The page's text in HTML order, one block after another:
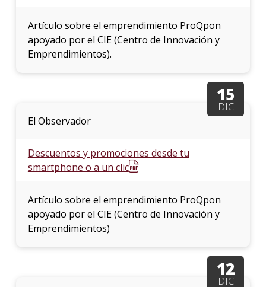
Artículo sobre el emprendimiento ProQpon
apoyado por el CIE (Centro de Innovación y
Emprendimientos).
15
DIC
El Observador
Descuentos y promociones desde tu
smartphone o a un clic
Artículo sobre el emprendimiento ProQpon
apoyado por el CIE (Centro de Innovación y
Emprendimientos)
12
DIC